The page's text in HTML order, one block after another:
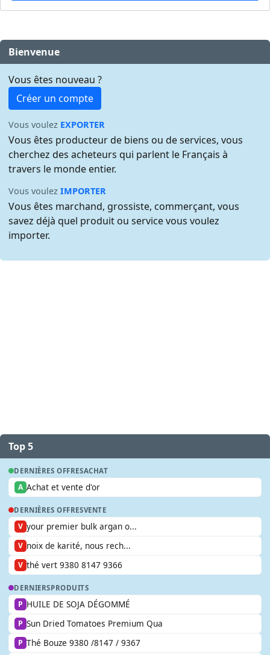
Bienvenue
Vous êtes nouveau ?
Créer un compte
Vous voulez EXPORTER
Vous êtes producteur de biens ou de services, vous
cherchez des acheteurs qui parlent le Français à
travers le monde entier.
Vous voulezIMPORTER
Vous êtes marchand, grossiste, commerçant, vous
savez déjà quel produit ou service vous voulez
importer.
Top 5
DERNIÈRES OFFRESACHAT
A Achat et vente d'or
DERNIÈRES OFFRESVENTE
V your premier bulk argan o...
V noix de karité, nous rech...
V thé vert 9380 8147 9366
DERNIERSPRODUITS
P HUILE DE SOJA DÉGOMMÉ
P Sun Dried Tomatoes Premium Qua
P Thé Bouze 9380 /8147 / 9367